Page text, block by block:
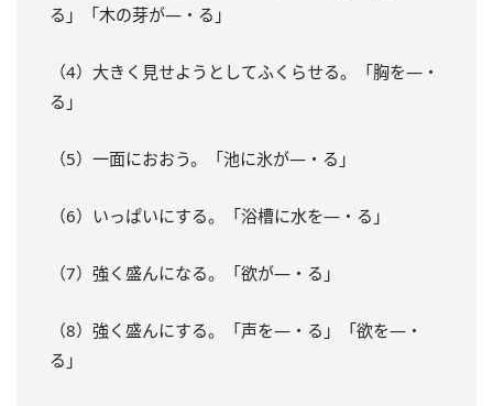
る」「木の芽が—・る」
（4）大きく見せようとしてふくらせる。「胸を—・
る」
（5）一面におおう。「池に氷が—・る」
（6）いっぱいにする。「浴槽に水を—・る」
（7）強く盛んになる。「欲が—・る」
（8）強く盛んにする。「声を—・る」「欲を—・
る」